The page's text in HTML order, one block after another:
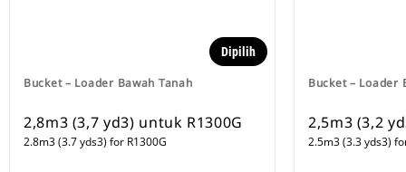
Bucket – Loader Bawah Tanah
Dipilih
2,8m3 (3,7 yd3) untuk R1300G
2.8m3 (3.7 yds3) for R1300G
Bucket – Loader
2,5m3 (3,2
2.5m3 (3.3 yds3)